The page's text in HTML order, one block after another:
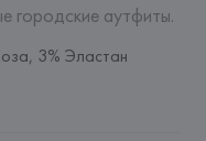
городские аутфиты.
3% Эластан